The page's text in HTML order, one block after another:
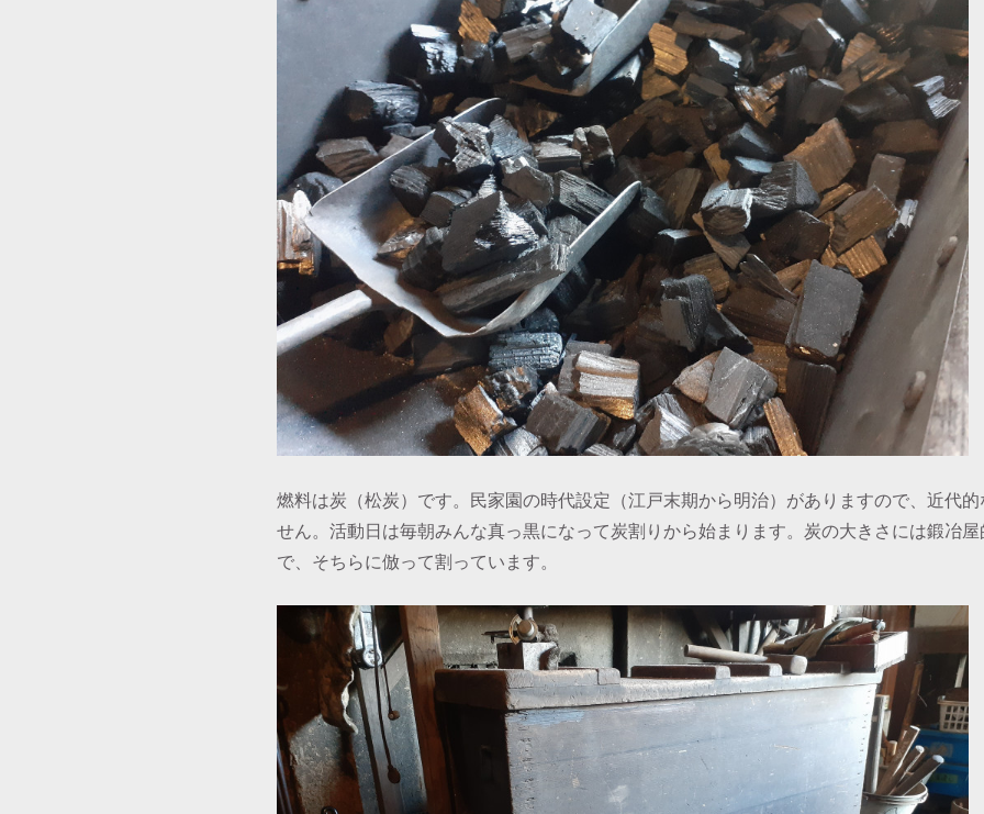
燃料は炭（松炭）です。民家園の時代設定（江戸末期から明治）がありますので、近代
せん。活動日は毎朝みんな真っ黒になって炭割りから始まります。炭の大きさには鍛冶
で、そちらに倣って割っています。